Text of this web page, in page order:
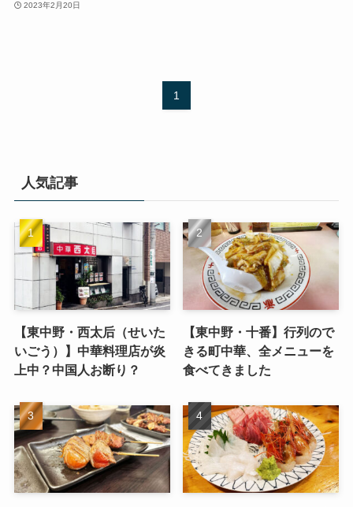
2023年2月20日
1
人気記事
【東中野・西太后（せいた
いごう）】中華料理店が炎
上中？中国人お断り？
【東中野・十番】行列ので
きる町中華、全メニューを
食べてきました